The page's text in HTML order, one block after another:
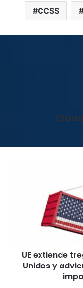
CCSS
responderá
UE extiende
Unidos y